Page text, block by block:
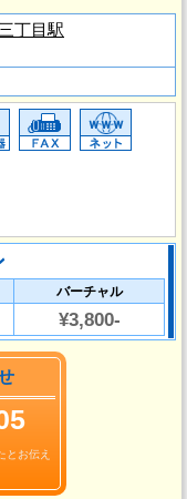
丁目駅
バーチャル
¥3,800-
とお伝え